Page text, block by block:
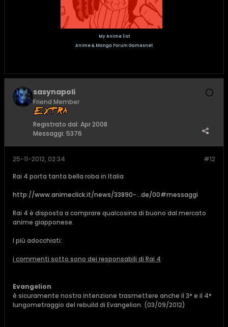
My Anime list
Anime & Manga Forum Gamesnet
sasynapoli
Friend Member
Registrato dal: Apr 2008
Messaggi: 5376
#12
25-11-2012, 02:34
Rai 4 porta tanta bella roba in Italia
http://www.animeclick.it/news/33890-...de/00#messaggi
Rai 4 è disposta a comprare qualcosina di buono dal mercato
anime giapponese.
I più adocchiati:
i commenti sotto sono dei responsabili di Rai 4
Evangelion
è sicuramente nostra intenzione trasmettere anche il 3° e il 4°
lungometraggio del rebuild di Evangelion. (03/09/2012)